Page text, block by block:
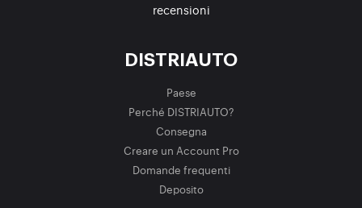
recensioni
DISTRIAUTO
Paese
Perché DISTRIAUTO?
Consegna
Creare un Account Pro
Domande frequenti
Deposito